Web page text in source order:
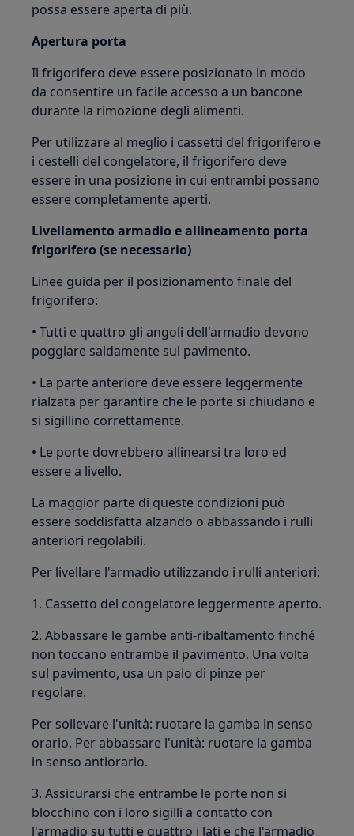
possa essere aperta di più.
Apertura porta
Il frigorifero deve essere posizionato in modo
da consentire un facile accesso a un bancone
durante la rimozione degli alimenti.
Per utilizzare al meglio i cassetti del frigorifero e
i cestelli del congelatore, il frigorifero deve
essere in una posizione in cui entrambi possano
essere completamente aperti.
Livellamento armadio e allineamento porta
frigorifero (se necessario)
Linee guida per il posizionamento finale del
frigorifero:
• Tutti e quattro gli angoli dell'armadio devono
poggiare saldamente sul pavimento.
• La parte anteriore deve essere leggermente
rialzata per garantire che le porte si chiudano e
si sigillino correttamente.
• Le porte dovrebbero allinearsi tra loro ed
essere a livello.
La maggior parte di queste condizioni può
essere soddisfatta alzando o abbassando i rulli
anteriori regolabili.
Per livellare l'armadio utilizzando i rulli anteriori:
1. Cassetto del congelatore leggermente aperto.
2. Abbassare le gambe anti-ribaltamento finché
non toccano entrambe il pavimento. Una volta
sul pavimento, usa un paio di pinze per
regolare.
Per sollevare l'unità: ruotare la gamba in senso
orario. Per abbassare l'unità: ruotare la gamba
in senso antiorario.
3. Assicurarsi che entrambe le porte non si
blocchino con i loro sigilli a contatto con
l'armadio su tutti e quattro i lati e che l'armadio